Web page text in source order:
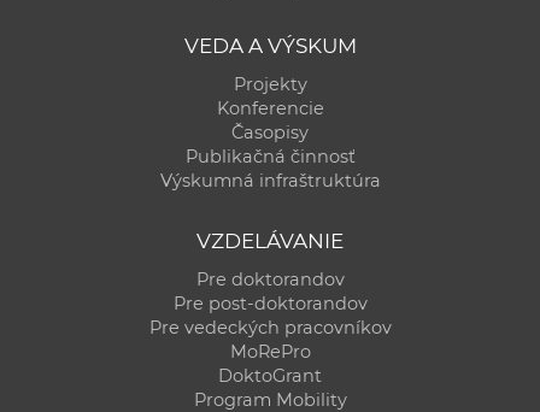
VEDA A VÝSKUM
Projekty
Konferencie
Časopisy
Publikačná činnosť
Výskumná infraštruktúra
VZDELÁVANIE
Pre doktorandov
Pre post-doktorandov
Pre vedeckých pracovníkov
MoRePro
DoktoGrant
Program Mobility